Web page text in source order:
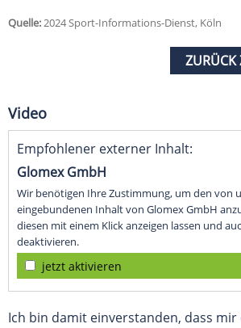
Quelle:2024 Sport-Informations-Dienst, Köln
ZURÜCK
Video
Empfohlener externer Inhalt:
Glomex GmbH
Wir benötigen Ihre Zustimmung, um den von
eingebundenen Inhalt von Glomex GmbH
diesen mit einem Klick anzeigen lassen und
deaktivieren.
jetzt aktivieren
Ich bin damit einverstanden, dass